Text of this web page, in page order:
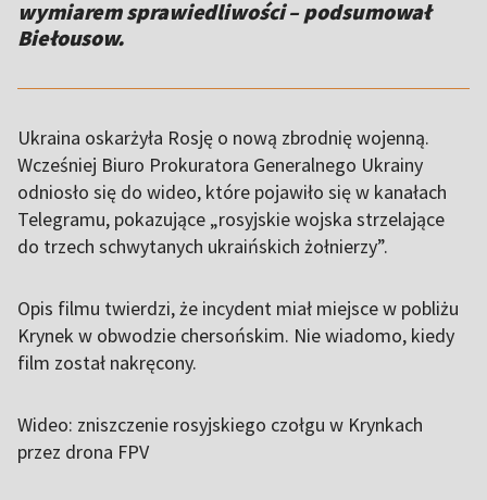
wymiarem sprawiedliwości – podsumował
Biełousow.
Ukraina oskarżyła Rosję o nową zbrodnię wojenną.
Wcześniej Biuro Prokuratora Generalnego Ukrainy
odniosło się do wideo, które pojawiło się w kanałach
Telegramu, pokazujące „rosyjskie wojska strzelające
do trzech schwytanych ukraińskich żołnierzy”.
Opis filmu twierdzi, że incydent miał miejsce w pobliżu
Krynek w obwodzie chersońskim. Nie wiadomo, kiedy
film został nakręcony.
Wideo: zniszczenie rosyjskiego czołgu w Krynkach
przez drona FPV